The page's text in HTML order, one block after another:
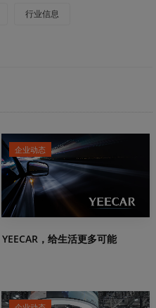
行业信息
企业动态
YEECAR，给生活更多可能